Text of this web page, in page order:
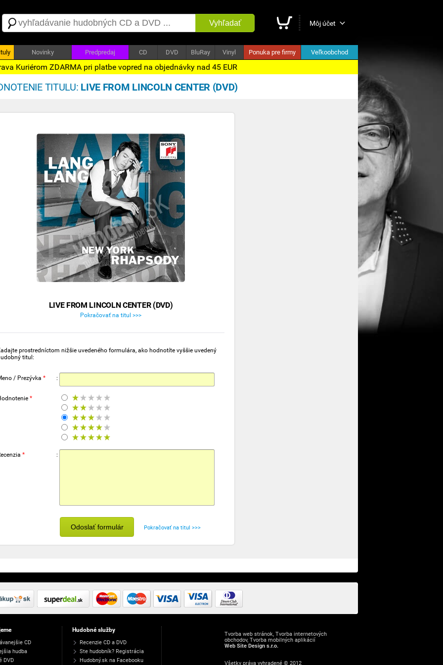
Vyhľadať Môj účet
Novinky Predpredaj CD DVD BluRay Vinyl Ponuka pre firmy Veľkoobchod
Kuriérom ZDARMA pri platbe vopred na objednávky nad 45 EUR
TITULU: LIVE FROM LINCOLN CENTER (DVD)
LIVE FROM LINCOLN CENTER (DVD)
Pokračovať na titul >>>
prostredníctom nižšie uvedeného formulára, ako hodnotíte vyššie uvedený
titul:
/ Prezývka * :
*
* :
Odoslať formulár Pokračovať na titul >>>
CD
hudba
DVD
Hudobné služby
Recenzie CD a DVD
Ste hudobník? Registrácia
Hudobný.sk na Facebooku
Tvorba web stránok, Tvorba internetových
obchodov, Tvorba mobilných aplikácií
Web Site Design s.r.o.
Všetky práva vyhradené © 2012